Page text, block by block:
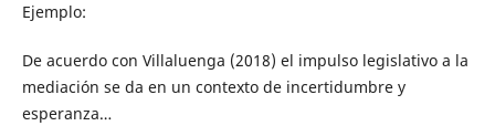
Ejemplo:
De acuerdo con Villaluenga (2018) el impulso legislativo a la
mediación se da en un contexto de incertidumbre y
esperanza…